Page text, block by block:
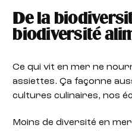
De la
biodiversité
Ce qui vit en mer ne
assiettes. Ça façonne
cultures culinaires, nos
Moins de diversité en